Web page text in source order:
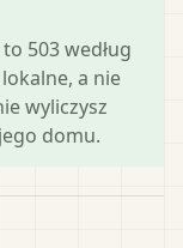
503 według
a nie
wyliczysz
domu.